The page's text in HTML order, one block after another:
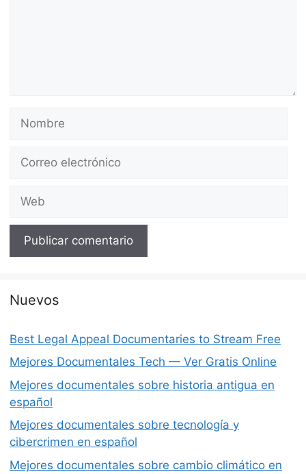
electrónico
Nuevos
Best Legal Appeal Documentaries to Stream Free
Mejores Documentales Tech — Ver Gratis Online
Mejores documentales sobre historia antigua en
español
Mejores documentales sobre tecnología y
cibercrimen en español
Mejores documentales sobre cambio climático en